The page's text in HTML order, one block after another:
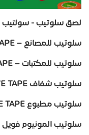
لصق سلوتيب - سولتيب
سلوتيب للمصانع – FACTORY ORIGINAL ADHESIVE TAPE
سلوتيب للمكتبات – OFFICE ORIGINAL ADHESIVE TAPE
سلوتيب شفاف SCOTCH ADHESIVE TAPE
سلوتيب مطبوع PRINTED ADHESIVE TAPE
سلوتيب المونيوم فويل ADHESIVE TAPE ALMUNIUM